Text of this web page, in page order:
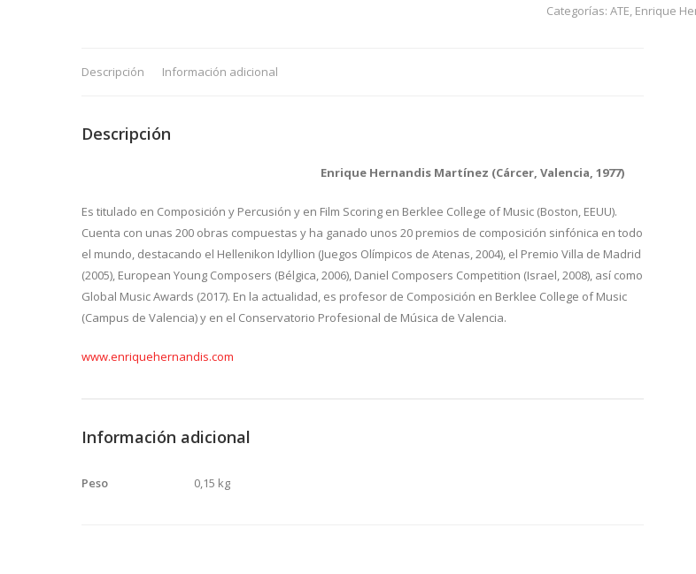
Trombón
Categorías: ATE, Enrique
Descripción Información adicional
Descripción
Enrique Hernandis Martínez (Cárcer, Valencia, 1977)
Es titulado en Composición y Percusión y en Film Scoring en Berklee College of Music (Boston, EEUU).
Cuenta con unas 200 obras compuestas y ha ganado unos 20 premios de composición sinfónica en todo
el mundo, destacando el Hellenikon Idyllion (Juegos Olímpicos de Atenas, 2004), el Premio Villa de Madrid
(2005), European Young Composers (Bélgica, 2006), Daniel Composers Competition (Israel, 2008), así como
Global Music Awards (2017). En la actualidad, es profesor de Composición en Berklee College of Music
(Campus de Valencia) y en el Conservatorio Profesional de Música de Valencia.
www.enriquehernandis.com
Información adicional
Peso 0,15 kg